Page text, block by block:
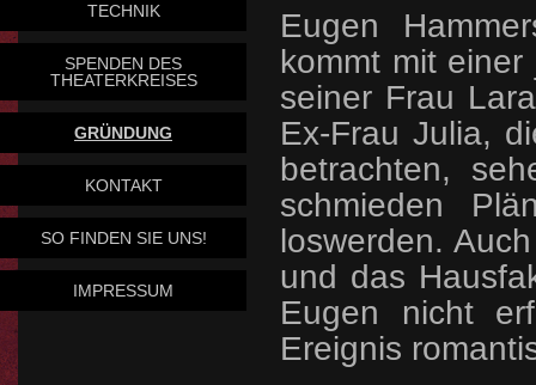
TECHNIK
SPENDEN DES
THEATERKREISES
GRÜNDUNG
KONTAKT
SO FINDEN SIE UNS!
IMPRESSUM
Eugen
kommt mit
seiner Frau
Ex-Frau Julia,
betrachten,
schmieden
loswerden.
und das
Eugen nicht
Ereignis